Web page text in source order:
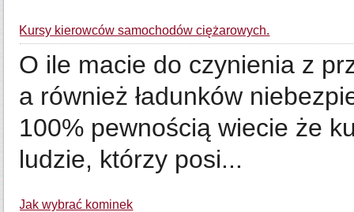
Kursy kierowców samochodów ciężarowych.
O ile macie do czynienia z
a również ładunków
100% pewnością wiecie że
ludzie, którzy posi...
Jak wybrać kominek